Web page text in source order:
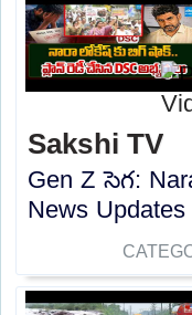
Sakshi TV
Gen Z సెగ:
News